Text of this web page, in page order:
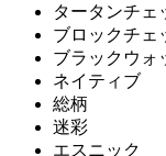
タータンチェ
ブロックチェ
ブラックウォ
ネイティブ
総柄
迷彩
エスニック